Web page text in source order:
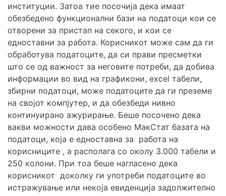
институции. Затоа тие посочија дека имаат
обезбедено функционални бази на податоци кои се
отворени за пристап на секого, и кои се
едноставни за работа. Корисникот може сам да ги
обработува податоците, да си прави пресметки
што се од важност за неговите потреби, да добива
информации во вид на графикони, excel табели,
збирни податоци, може податоците да ги преземе
на својот компјутер, и да обезбеди нивно
континуирано ажурирање. Беше посочено дека
вакви можности дава особено МакСтат базата на
податоци, која е едноставна за работа на
корисниците , а располага со околу 3.000 табели и
250 колони. При тоа беше нагласено дека
корисникот доколку ги употреби податоците во
истражување или некоја евиденција задолжително